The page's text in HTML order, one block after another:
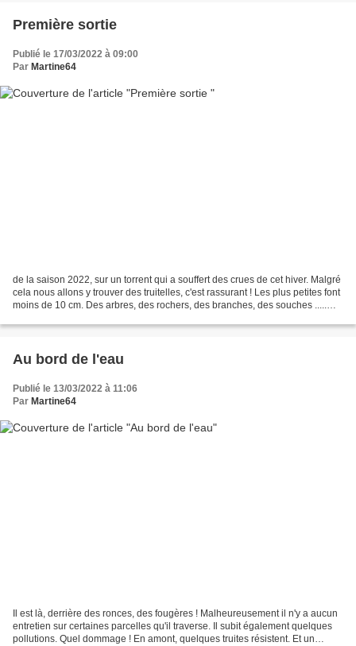
Première sortie
Publié le 17/03/2022 à 09:00
Par Martine64
de la saison 2022, sur un torrent qui a souffert des crues de cet hiver. Malgré
cela nous allons y trouver des truitelles, c'est rassurant ! Les plus petites font
moins de 10 cm. Des arbres, des rochers, des branches, des souches .....
Au bord de l'eau
Publié le 13/03/2022 à 11:06
Par Martine64
Il est là, derrière des ronces, des fougères ! Malheureusement il n'y a aucun
entretien sur certaines parcelles qu'il traverse. Il subit également quelques
pollutions. Quel dommage ! En amont, quelques truites résistent. Et un